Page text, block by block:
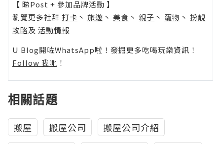
【 睇Post + 參加品牌活動 】
瀏覽更多社群 打卡 丶 旅遊 丶 美食 丶 親子 丶 寵物 丶 扮靚
攻略及 活動情報
U Blog開咗WhatsApp啦！發掘更多吃喝玩樂資訊！
Follow 我哋 ！
相關話題
搬屋 搬屋公司
搬屋公司介紹